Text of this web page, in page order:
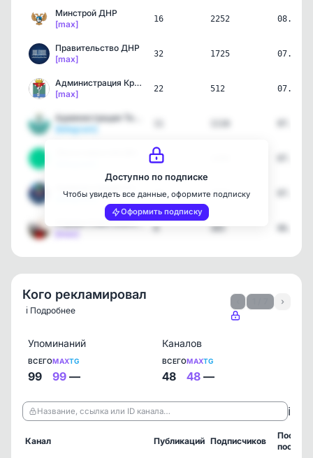
Минстрой ДНР
[max]
16 2252
Правительство ДНР
[max]
32 1725
Администрация Краснолима…
[max]
22 512
[telegram]
11
[telegram]
10 1694
Управа Советского внутри…
8 365
Доступно по подписке
Чтобы увидеть все данные, оформите подписку
Оформить подписку
Кого рекламировал
ℹ️ Подробнее
›
Упоминаний
ВСЕГО
99
MAX
99
TG
—
Каналов
ВСЕГО
48
MAX
48
TG
—
Название, ссылка или ID канала… ℹ️
Канал Публикаций Подписчиков
пост